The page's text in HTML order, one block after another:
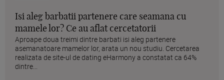
Isi aleg barbatii partenere care seamana cu
mamele lor? Ce au aflat cercetatorii
Aproape doua treimi dintre barbati isi aleg partenere
asemanatoare mamelor lor, arata un nou studiu. Cercetarea
realizata de site-ul de dating eHarmony a constatat ca 64%
dintre...